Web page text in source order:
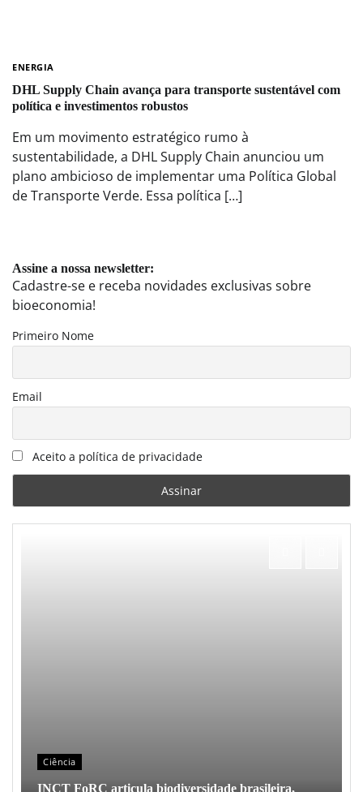
ENERGIA
DHL Supply Chain avança para transporte sustentável com
política e investimentos robustos
Em um movimento estratégico rumo à
sustentabilidade, a DHL Supply Chain anunciou um
plano ambicioso de implementar uma Política Global
de Transporte Verde. Essa política […]
Assine a nossa newsletter:
Cadastre-se e receba novidades exclusivas sobre
bioeconomia!
Primeiro Nome
Email
Aceito a política de privacidade
Ciência
INCT FoRC articula biodiversidade brasileira,